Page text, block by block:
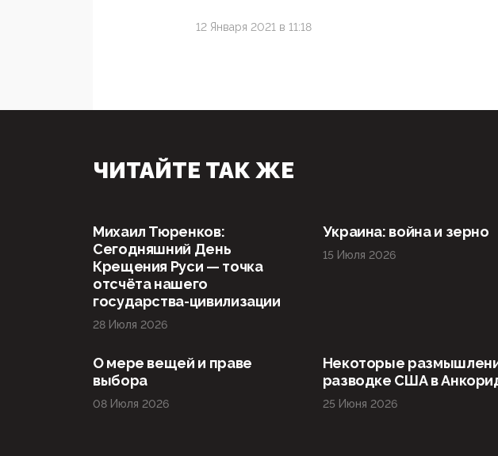
12 Января 2021 в 11:18
ЧИТАЙТЕ ТАК ЖЕ
Михаил Тюренков:
Сегодняшний День
Крещения Руси — точка
отсчёта нашего
государства-цивилизации
28 Июля 2026
Украина: война и зерно
15 Июля 2026
О мере вещей и праве
выбора
08 Июля 2026
Некоторые
разводке США в
25 Июня 2026